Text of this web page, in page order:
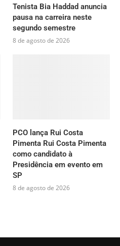
Tenista Bia Haddad anuncia
pausa na carreira neste
segundo semestre
8 de agosto de 2026
PCO lança Rui Costa
Pimenta Rui Costa Pimenta
como candidato à
Presidência em evento em
SP
8 de agosto de 2026